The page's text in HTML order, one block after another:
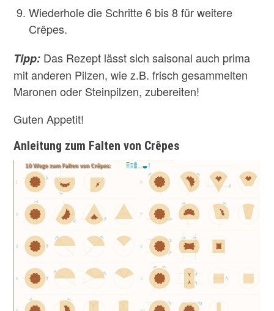
Wiederhole die Schritte 6 bis 8 für weitere
Crêpes.
Tipp: Das Rezept lässt sich saisonal auch prima
mit anderen Pilzen, wie z.B. frisch gesammelten
Maronen oder Steinpilzen, zubereiten!
Guten Appetit!
Anleitung zum Falten von Crêpes